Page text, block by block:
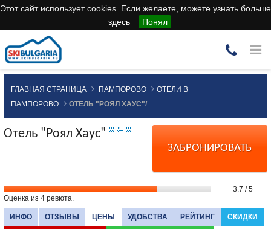
Этот сайт использует cookies. Если желаете, можете узнать больше
здесь
Понял
ГЛАВНАЯ СТРАНИЦА ПАМПОРОВО
ОТЕЛИ В
ПАМПОРОВО
ОТЕЛЬ "РОЯЛ ХАУС"/
ЗАБРОНИРОВАТЬ
Отель "Роял Хаус"
3.7 / 5
Оценка из 4 ревюта.
ИНФО ОТЗЫВЫ ЦЕНЫ УДОБСТВА РЕЙТИНГ СКИДКИ